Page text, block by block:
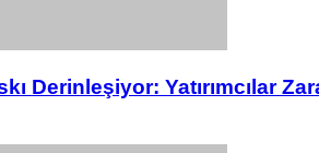
Derinleşiyor: Yatırımcılar